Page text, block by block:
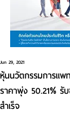
หุ้นนวัตกรรมการแ
ราคาพุ่ง 50.21% รั
สำเร็จ
Jun 29, 2021